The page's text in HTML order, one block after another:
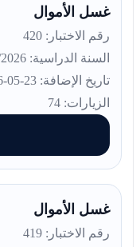
غسل الأموال
رقم الاختبار: 420
السنة الدراسية: 2025/2026
تاريخ الإضافة: 23-05-2026
الزيارات: 74
غسل الأموال
رقم الاختبار: 419